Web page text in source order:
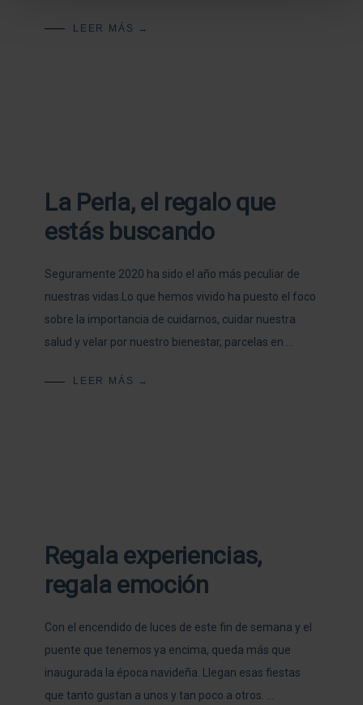
LEER MÁS →
La Perla, el regalo que
estás buscando
Seguramente 2020 ha sido el año más peculiar de
nuestras vidas.Lo que hemos vivido ha puesto el foco
sobre la importancia de cuidarnos, cuidar nuestra
salud y velar por nuestro bienestar, parcelas en …
LEER MÁS →
Regala experiencias,
regala emoción
Con el encendido de luces de este fin de semana y el
puente que tenemos ya encima, queda más que
inaugurada la época navideña. Llegan esas fiestas
que tanto gustan a unos y tan poco a otros. …